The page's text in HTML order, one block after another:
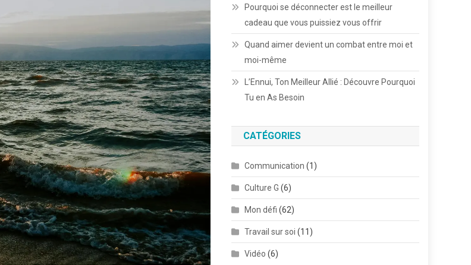
Pourquoi se déconnecter est le meilleur
cadeau que vous puissiez vous offrir
Quand aimer devient un combat entre moi et
moi-même
L’Ennui, Ton Meilleur Allié : Découvre Pourquoi
Tu en As Besoin
CATÉGORIES
Communication (1)
Culture G (6)
Mon défi (62)
Travail sur soi (11)
Vidéo (6)